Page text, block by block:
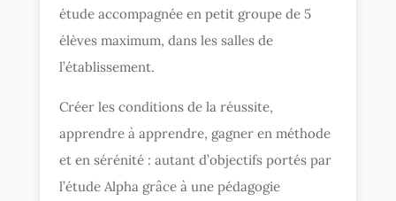
étude accompagnée en petit groupe de 5
élèves maximum, dans les salles de
l’établissement.
Créer les conditions de la réussite,
apprendre à apprendre, gagner en méthode
et en sérénité : autant d’objectifs portés par
l’étude Alpha grâce à une pédagogie